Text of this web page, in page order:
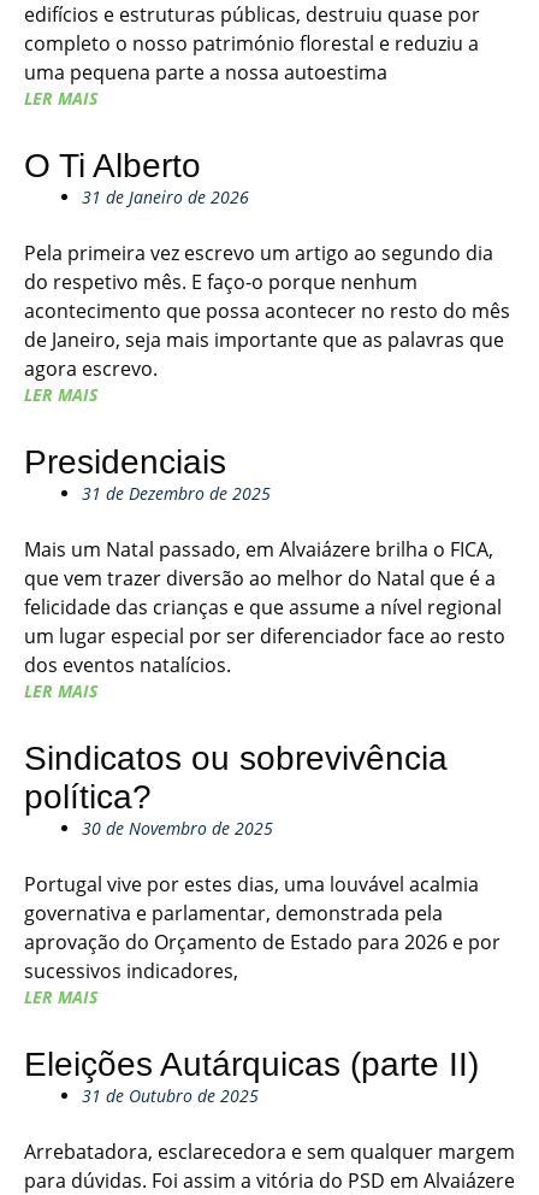
edifícios e estruturas públicas, destruiu quase por
completo o nosso património florestal e reduziu a
uma pequena parte a nossa autoestima
LER MAIS
O Ti Alberto
31 de Janeiro de 2026
Pela primeira vez escrevo um artigo ao segundo dia
do respetivo mês. E faço-o porque nenhum
acontecimento que possa acontecer no resto do mês
de Janeiro, seja mais importante que as palavras que
agora escrevo.
LER MAIS
Presidenciais
31 de Dezembro de 2025
Mais um Natal passado, em Alvaiázere brilha o FICA,
que vem trazer diversão ao melhor do Natal que é a
felicidade das crianças e que assume a nível regional
um lugar especial por ser diferenciador face ao resto
dos eventos natalícios.
LER MAIS
Sindicatos ou sobrevivência
política?
30 de Novembro de 2025
Portugal vive por estes dias, uma louvável acalmia
governativa e parlamentar, demonstrada pela
aprovação do Orçamento de Estado para 2026 e por
sucessivos indicadores,
LER MAIS
Eleições Autárquicas (parte II)
31 de Outubro de 2025
Arrebatadora, esclarecedora e sem qualquer margem
para dúvidas. Foi assim a vitória do PSD em Alvaiázere